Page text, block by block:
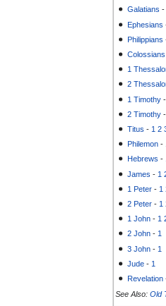
Galatians
Ephesians
Philippians
Colossians
1
2
1 Timothy
2 Timothy
Titus - 1 2
Philemon -
Hebrews -
James - 1
1 Peter - 1
2 Peter - 1
1 John - 1
2 John - 1
3 John - 1
Jude - 1
Revelation
See Also: Old